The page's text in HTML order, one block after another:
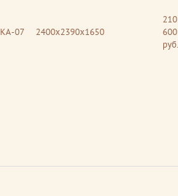
КА-07 2400x2390x1650
210
600
руб.